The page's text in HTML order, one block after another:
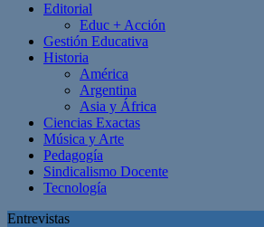
Editorial
Educ + Acción
Gestión Educativa
Historia
América
Argentina
Asia y África
Ciencias Exactas
Música y Arte
Pedagogía
Sindicalismo Docente
Tecnología
Entrevistas